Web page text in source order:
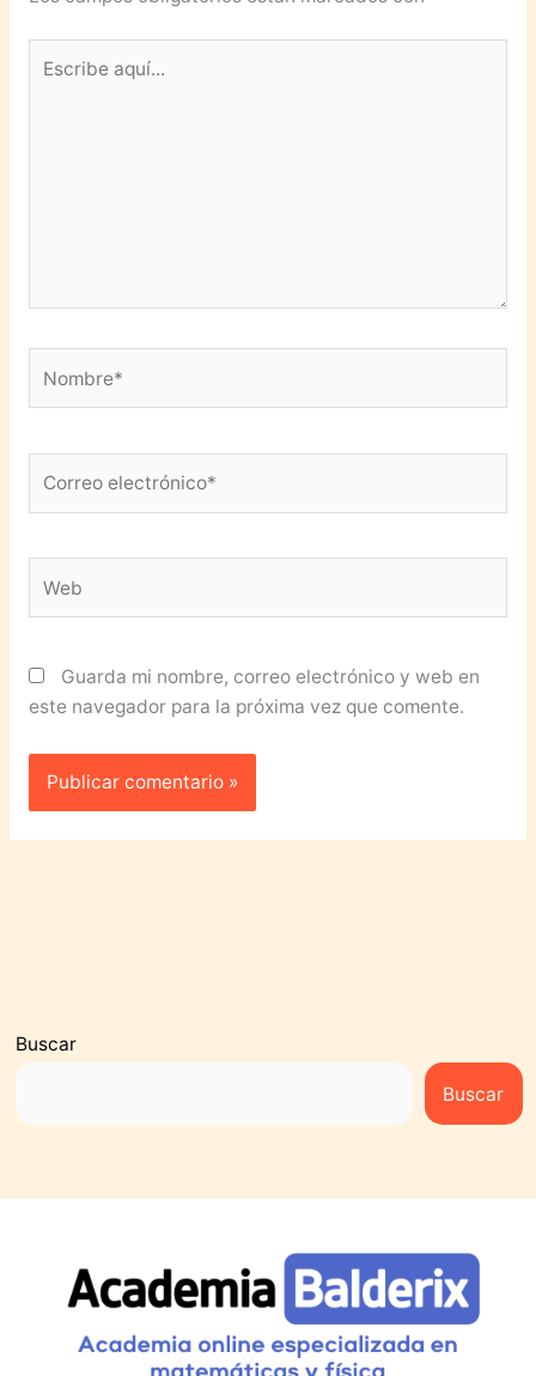
aquí...
electrónico*
Guarda mi nombre, correo electrónico y web en
este navegador para la próxima vez que comente.
Buscar
Buscar